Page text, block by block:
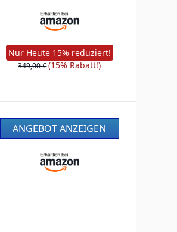
Nur Heute 15% reduziert!
349,00 €(15% Rabatt!)
ANGEBOT ANZEIGEN